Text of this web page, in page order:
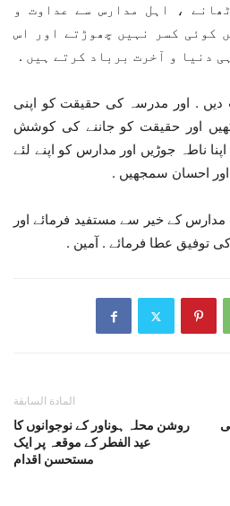
، اہل مدارس سے عداوت و
کوئی کسر نہیں چھوڑتے اور اس
دنیا و آخرت برباد کرتے ہیں .
دیں . اور مدرسہ کی حقیقت کو اپنی
اور حقیقت کو جاننے کی کوشش
ناطہ جوڑیں اور مدارس کو اپنے لئے
احسان سمجھیں .
کے خیر سے مستفید فرمائے اور
توفیق عطا فرمائے . آمین .
المادة السابقة
روشن محلہ ہوناور کے نوجوانوں کا
عید الفطر کے موقعہ پر ایک
مستحسن اقدام